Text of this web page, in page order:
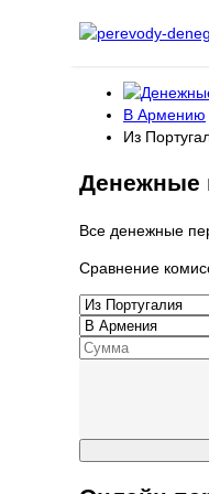
В Армению
Из
Денежные
Все денежные
Сравнение